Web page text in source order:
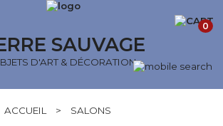
SAUVAGE
D'ART & DÉCORATION
0
ACCUEIL > SALONS